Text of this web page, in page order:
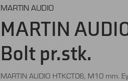
MARTIN AUDIO
MARTIN
Bolt pr.stk.
MARTIN AUDIO HTKCT06, M10 mm.